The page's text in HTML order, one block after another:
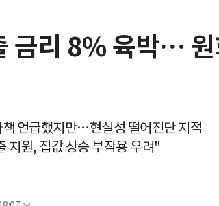
금리 8% 육박…
언급했지만…현실성 떨어진단 지적
지원, 집값 상승 부작용 우려"